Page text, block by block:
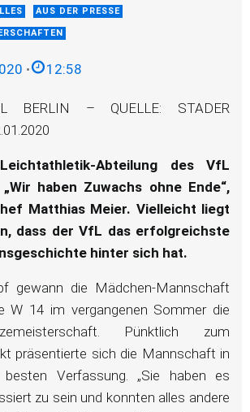
AUS DER PRESSE
• 12:58
BERLIN – QUELLE: STADER
Abteilung des VfL
haben Zuwachs ohne Ende“,
Matthias Meier. Vielleicht liegt
dass der VfL das erfolgreichste
hinter sich hat.
gewann die Mädchen-Mannschaft
W 14 im vergangenen Sommer die
Pünktlich zum
präsentierte sich die Mannschaft in
Verfassung. „Sie haben es
zu sein und konnten alles andere